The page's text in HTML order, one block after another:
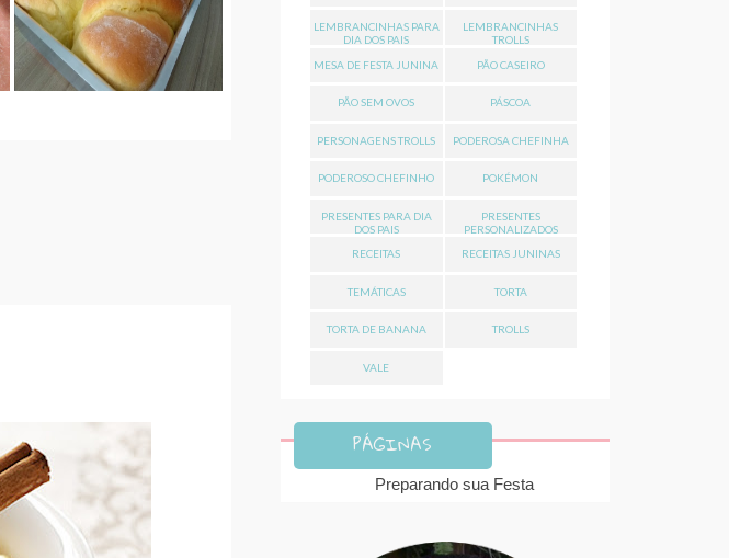
LEMBRANCINHAS PARA
DIA DOS PAIS
LEMBRANCINHAS
TROLLS
MESA DE FESTA JUNINA
PÃO CASEIRO
PÃO SEM OVOS PÁSCOA
PERSONAGENS TROLLS PODEROSA CHEFINHA
PODEROSO CHEFINHO POKÉMON
PRESENTES PARA DIA
DOS PAIS
PRESENTES
PERSONALIZADOS
RECEITAS
RECEITAS JUNINAS
TEMÁTICAS TORTA
TORTA DE BANANA TROLLS
VALE
PÁGINAS
Preparando sua Festa